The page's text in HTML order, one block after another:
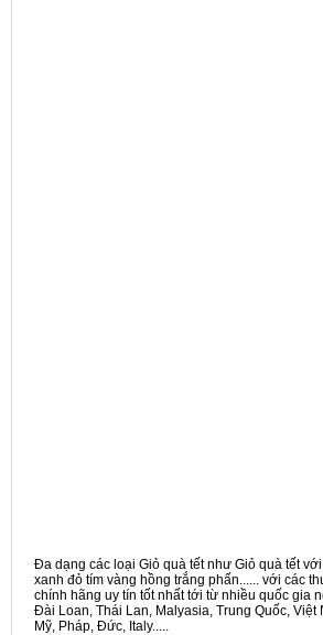
Đa dạng các loại Giỏ quà tết như Giỏ quà tết
xanh đỏ tím vàng hồng trắng phấn...... với các
chính hãng uy tín tốt nhất tới từ nhiều quốc gia
Đài Loan, Thái Lan, Malyasia, Trung Quốc, Việt
Mỹ, Pháp, Đức, Italy.....